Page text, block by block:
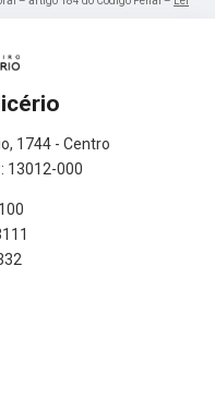
1744 - Centro
13012-000